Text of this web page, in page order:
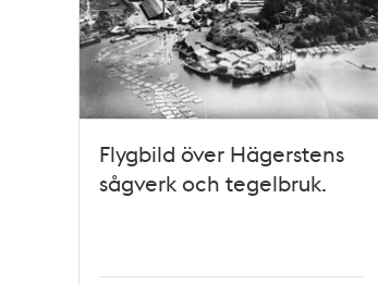
Flygbild över Hägerstens
sågverk och tegelbruk.